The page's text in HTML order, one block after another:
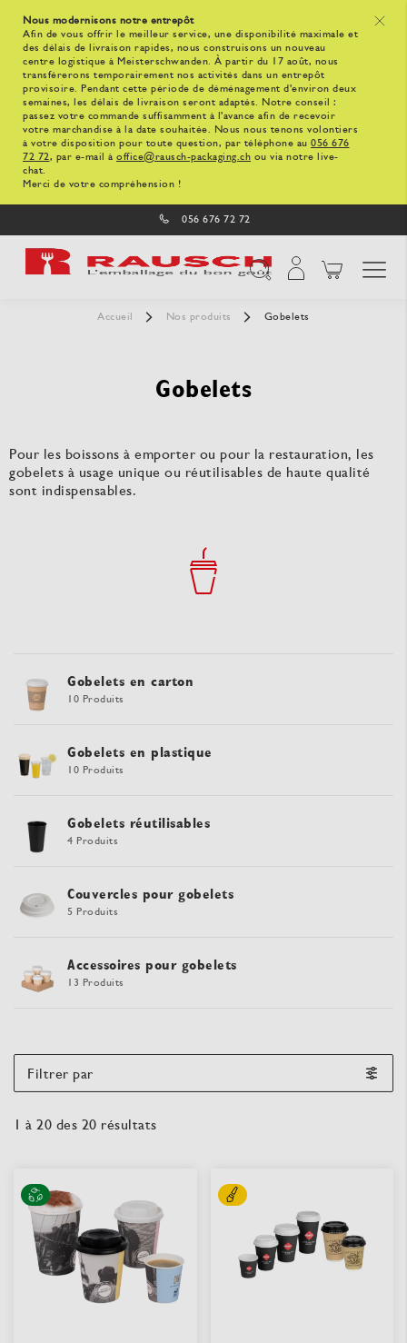
x
Nous modernisons notre entrepôt
Afin de vous offrir le meilleur service, une disponibilité maximale et
des délais de livraison rapides, nous construisons un nouveau
centre logistique à Meisterschwanden. À partir du 17 août, nous
transférerons temporairement nos activités dans un entrepôt
provisoire. Pendant cette période de déménagement d'environ deux
semaines, les délais de livraison seront adaptés. Notre conseil :
passez votre commande suffisamment à l'avance afin de recevoir
votre marchandise à la date souhaitée. Nous nous tenons volontiers
à votre disposition pour toute question, par téléphone au 056 676
72 72, par e-mail à office@rausch-packaging.ch ou via notre live-
chat.
Merci de votre compréhension !
056 676 72 72
Accueil Nos produits Gobelets
Gobelets
Pour les boissons à emporter ou pour la restauration, les
gobelets à usage unique ou réutilisables de haute qualité
sont indispensables.
Gobelets en carton
10 Produits
Gobelets en plastique
10 Produits
Gobelets réutilisables
4 Produits
Couvercles pour gobelets
5 Produits
Accessoires pour gobelets
13 Produits
Filtrer par
1 à 20 des 20 résultats